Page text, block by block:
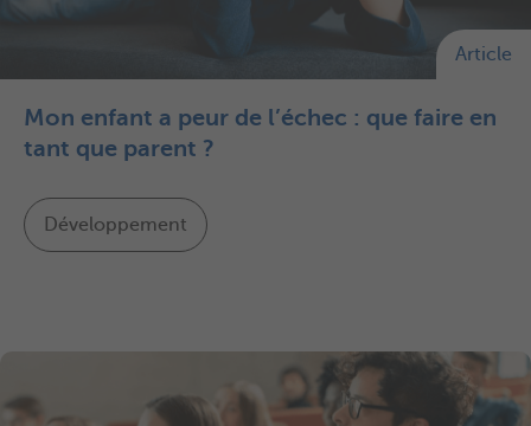
Article
Mon enfant a peur de l’échec : que faire en
tant que parent ?
Développement